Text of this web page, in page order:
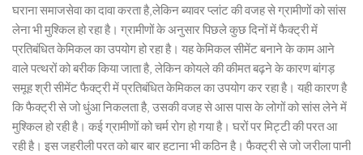
घराना समाजसेवा का दावा करता है,लेकिन ब्यावर प्लांट की वजह से ग्रामीणों को सांस
लेना भी मुश्किल हो रहा है। ग्रामीणों के अनुसार पिछले कुछ दिनों में फैक्ट्री में
प्रतिबंधित केमिकल का उपयोग हो रहा है। यह केमिकल सीमेंट बनाने के काम आने
वाले पत्थरों को बरीक किया जाता है, लेकिन कोयले की कीमत बढ़ने के कारण बांगड़
समूह श्री सीमेंट फैक्ट्री में प्रतिबंधित केमिकल का उपयोग कर रहा है। यही कारण है
कि फैक्ट्री से जो धुंआ निकलता है, उसकी वजह से आस पास के लोगों को सांस लेने में
मुश्किल हो रही है। कई ग्रामीणों को चर्म रोग हो गया है। घरों पर मिट्टी की परत आ
रही है। इस जहरीली परत को बार बार हटाना भी कठिन है। फैक्ट्री से जो जरीला पानी